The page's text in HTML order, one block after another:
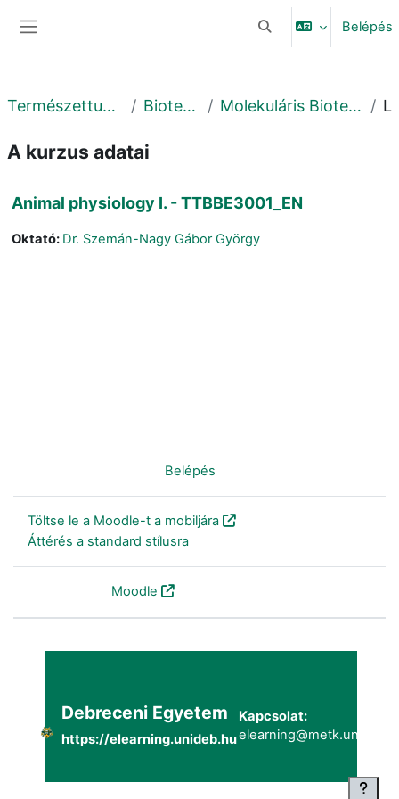
Keresési bemeneti
Belépés
Természettudományi és Technológiai Kar Biotechnológiai Intézet Molekuláris Biotechnológiai és Mikrobiológiai Tanszék
A kurzus adatai
Animal physiology I. - TTBBE3001_EN
Oktató: Dr. Szemán-Nagy Gábor György
Belépés
Töltse le a Moodle-t a mobiljára
Áttérés a standard stílusra
Moodle
Debreceni Egyetem
https://elearning.unideb.hu
Kapcsolat: